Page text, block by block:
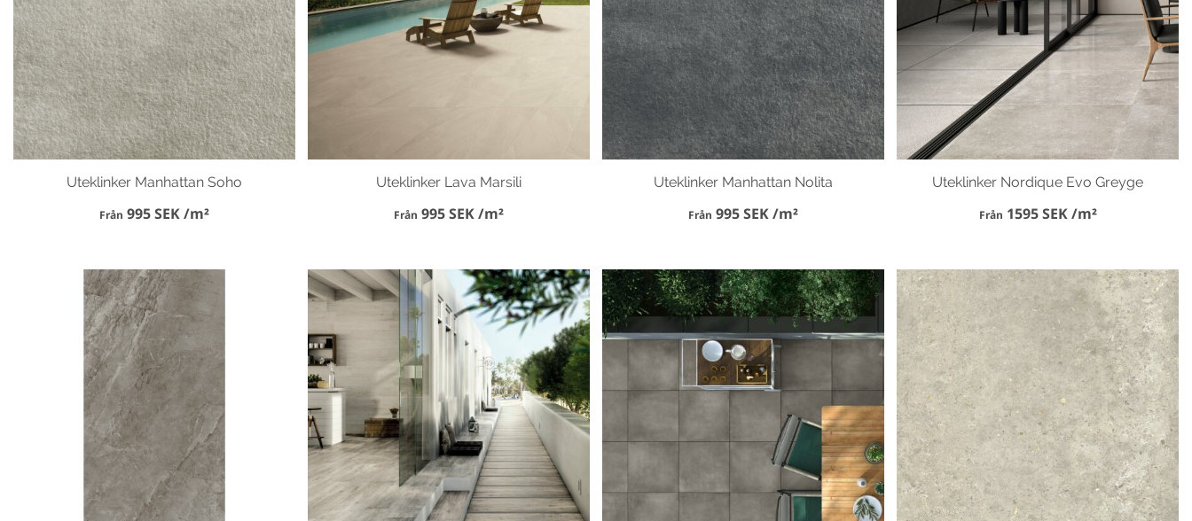
Uteklinker Manhattan Soho
Från 995 SEK /m²
Uteklinker Lava Marsili
Från 995 SEK /m²
Uteklinker Manhattan Nolita
Från 995 SEK /m²
Uteklinker Nordique Evo Greyge
Från 1595 SEK /m²